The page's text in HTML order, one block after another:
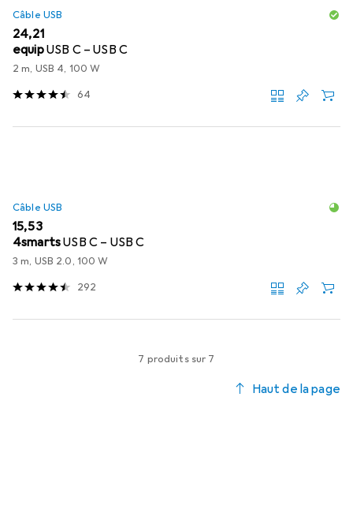
Câble USB
EUR
24,21
equipUSB C – USB C
2 m, USB 4, 100 W
64
Câble USB
EUR
15,53
4smartsUSB C – USB C
3 m, USB 2.0, 100 W
292
7 produits sur 7
Haut de la page